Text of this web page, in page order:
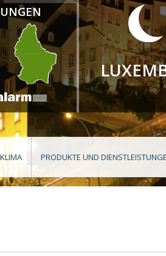
KLIMA PRODUKTE UND